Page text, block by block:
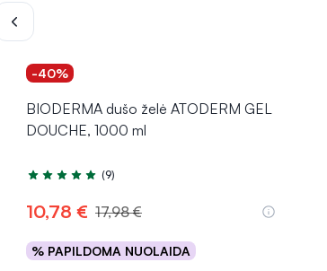
-40%
BIODERMA dušo želė ATODERM GEL
DOUCHE, 1000 ml
Įvertinimas 4.8 iš 5
(9)
10,78 € 17,98 €
% PAPILDOMA NUOLAIDA
Į krepšelį